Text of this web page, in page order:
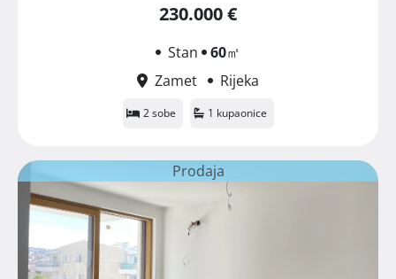
230.000 €
Stan 60㎡
Zamet
Rijeka
2 sobe 1 kupaonice
Prodaja